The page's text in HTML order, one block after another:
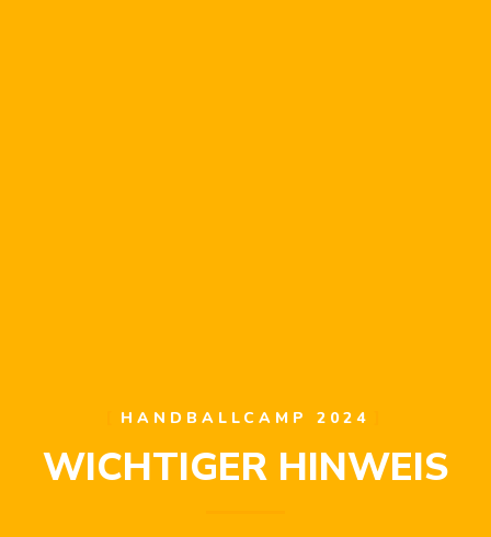
HANDBALLCAMP 2024
WICHTIGER HINWEIS